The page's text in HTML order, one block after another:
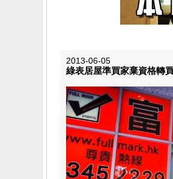
2013-06-05
綠表居屋準買家棄資格轉